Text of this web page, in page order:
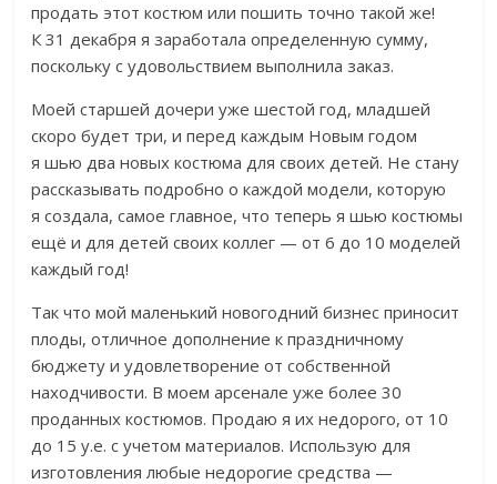
продать этот костюм или пошить точно такой же!
К 31 декабря я заработала определенную сумму,
поскольку с удовольствием выполнила заказ.
Моей старшей дочери уже шестой год, младшей
скоро будет три, и перед каждым Новым годом
я шью два новых костюма для своих детей. Не стану
рассказывать подробно о каждой модели, которую
я создала, самое главное, что теперь я шью костюмы
ещё и для детей своих коллег — от 6 до 10 моделей
каждый год!
Так что мой маленький новогодний бизнес приносит
плоды, отличное дополнение к праздничному
бюджету и удовлетворение от собственной
находчивости. В моем арсенале уже более 30
проданных костюмов. Продаю я их недорого, от 10
до 15 у.е. с учетом материалов. Использую для
изготовления любые недорогие средства —